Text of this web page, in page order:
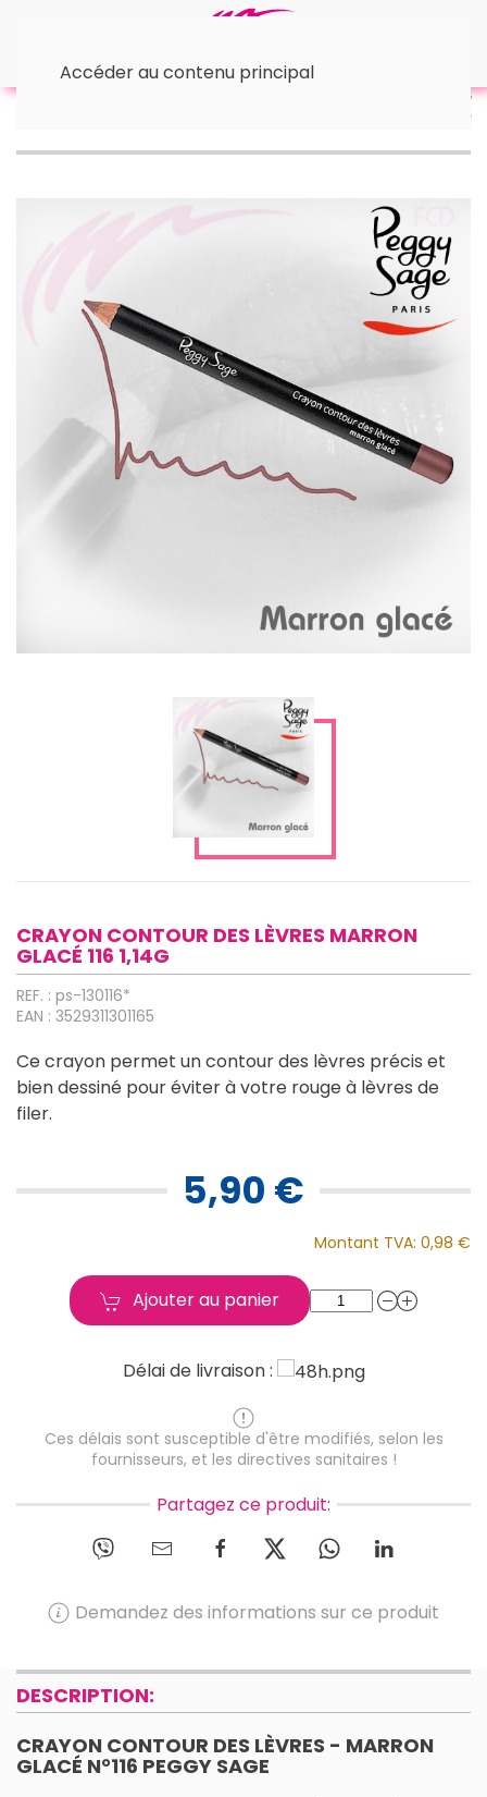
Accéder au contenu principal
CRAYON CONTOUR DES LÈVRES MARRON
GLACÉ 116 1,14G
REF. : ps-130116*
EAN : 3529311301165
Ce crayon permet un contour des lèvres précis et
bien dessiné pour éviter à votre rouge à lèvres de
filer.
5,90 €
Montant TVA: 0,98 €
Ajouter au panier
Délai de livraison :
Ces délais sont susceptible d'être modifiés, selon les
fournisseurs, et les directives sanitaires !
Partagez ce produit:
Demandez des informations sur ce produit
DESCRIPTION:
CRAYON CONTOUR DES LÈVRES - MARRON
GLACÉ N°116 PEGGY SAGE